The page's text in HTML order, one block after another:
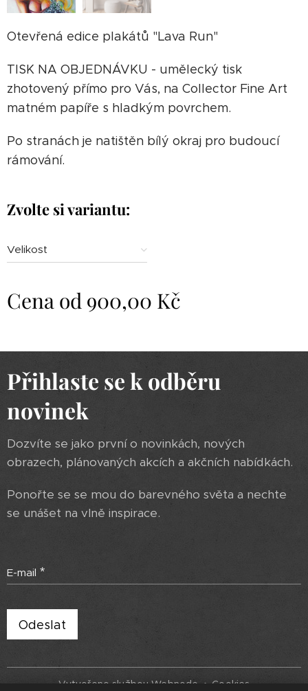
Otevřená edice plakátů "Lava Run"
TISK NA OBJEDNÁVKU - umělecký tisk
zhotovený přímo pro Vás, na Collector Fine Art
matném papíře s hladkým povrchem.
Po stranách je natištěn bílý okraj pro budoucí
rámování.
Zvolte si variantu:
Velikost
Cena od 900,00 Kč
Přihlaste se k odběru
novinek
Dozvíte se jako první o novinkách, nových
obrazech, plánovaných akcích a akčních nabídkách.
Ponořte se se mou do barevného světa a nechte
se unášet na vlně inspirace.
E-mail
Odeslat
Vytvořeno službouWebnode Cookies